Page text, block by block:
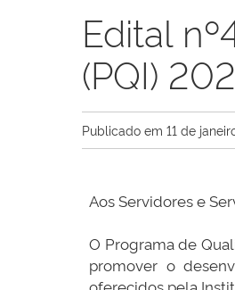
Edital
(PQI)
Publicado em 11 de
Aos Servidores e
O Programa de
promover o